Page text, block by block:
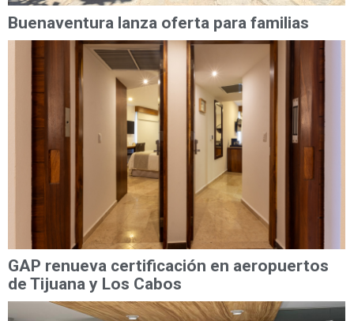
Buenaventura lanza oferta para familias
GAP renueva certificación en aeropuertos
de Tijuana y Los Cabos